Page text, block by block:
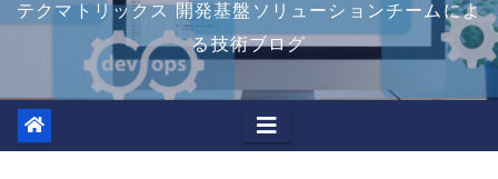
テクマトリックス 開発基盤ソリューションチームによ
る技術ブログ